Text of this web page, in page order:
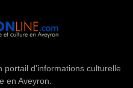
d’informations culturelle
en Aveyron.